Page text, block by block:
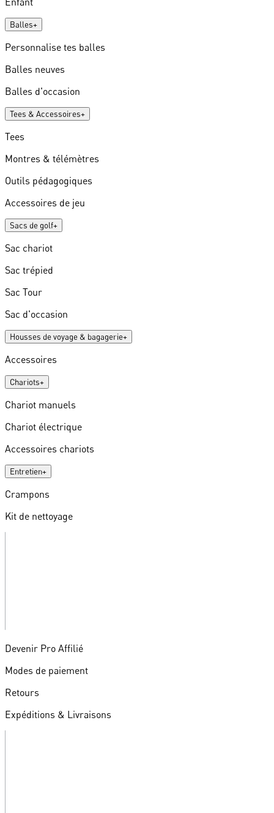
Balles+
Personnalise tes balles
Balles neuves
Balles d'occasion
Tees & Accessoires+
Tees
Montres & télémètres
Outils pédagogiques
Accessoires de jeu
Sacs de golf+
Sac chariot
Sac trépied
Sac Tour
Sac d'occasion
Housses de voyage & bagagerie+
Accessoires
Chariots+
Chariot manuels
Chariot électrique
Accessoires chariots
Entretien+
Crampons
Kit de nettoyage
Devenir Pro Affilié
Modes de paiement
Retours
Expéditions & Livraisons